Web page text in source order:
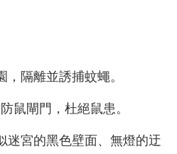
隔離並誘捕蚊蠅。
鼠閘門，杜絕鼠患。
迷宮的黑色壁面、無燈的迂